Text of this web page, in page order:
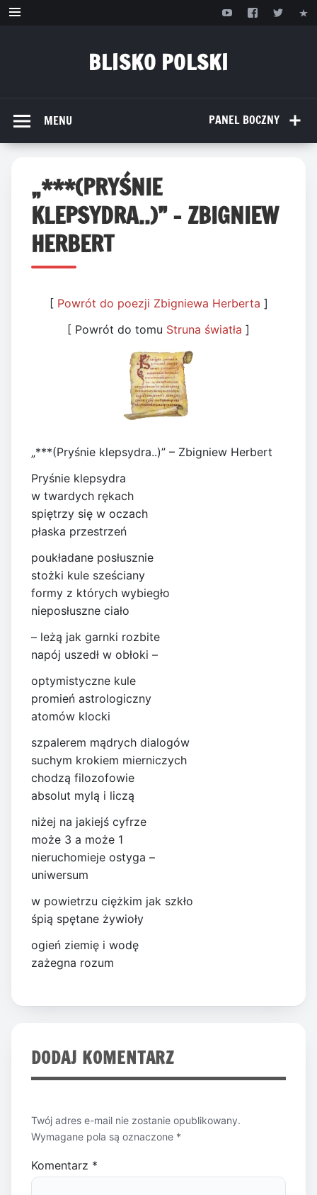
Przejdź
BLISKO POLSKI
PANEL BOCZNY
MENU
„***(PRYŚNIE
KLEPSYDRA..)” – ZBIGNIEW
HERBERT
[ Powrót do poezji Zbigniewa Herberta ]
[ Powrót do tomu Struna światła ]
„***(Pryśnie klepsydra..)” – Zbigniew Herbert
Pryśnie klepsydra
w twardych rękach
spiętrzy się w oczach
płaska przestrzeń
poukładane posłusznie
stożki kule sześciany
formy z których wybiegło
nieposłuszne ciało
– leżą jak garnki rozbite
napój uszedł w obłoki –
optymistyczne kule
promień astrologiczny
atomów klocki
szpalerem mądrych dialogów
suchym krokiem mierniczych
chodzą filozofowie
absolut mylą i liczą
niżej na jakiejś cyfrze
może 3 a może 1
nieruchomieje ostyga –
uniwersum
w powietrzu ciężkim jak szkło
śpią spętane żywioły
ogień ziemię i wodę
zażegna rozum
DODAJ KOMENTARZ
Twój adres e-mail nie zostanie opublikowany.
Wymagane pola są oznaczone *
Komentarz *